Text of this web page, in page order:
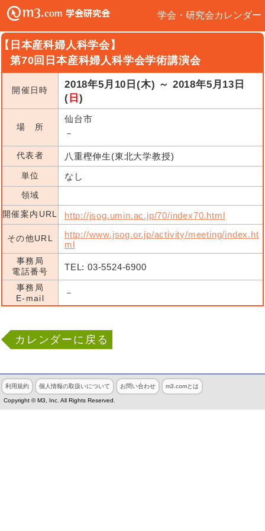
学会・研究会カレンダー
日本産科婦人科学会】
第70回日本産科婦人科学会学術講演会
開催日時
2018年5月10日(木) ～ 2018年5月13日
( 日 )
場 所
仙台市
－
代表者 八重樫伸生(東北大学教授)
単位 なし
領域
開催案内URL
http://jsog.umin.ac.jp/70/index70.html
その他URL
http://www.jsog.or.jp/activity/meeting/index.ht
ml
事務局
電話番号
TEL: 03-5524-6900
事務局
E-mail
－
カレンダーに戻る
利用規約 個人情報の取扱いについて お問い合わせ m3.comとは
Copyright © M3, Inc. All Rights Reserved.